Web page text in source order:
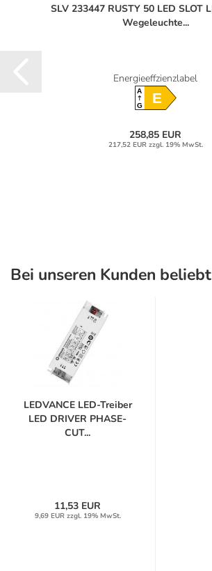
SLV 233447 RUSTY 50 LED SLOT
Wegeleuchte...
Energieeffzienzlabel
A
GE
258,85 EUR
217,52 EUR zzgl. 19% MwSt.
Bei unseren Kunden
LEDVANCE LED-Treiber
LED DRIVER PHASE-
CUT...
11,53 EUR
9,69 EUR zzgl. 19% MwSt.